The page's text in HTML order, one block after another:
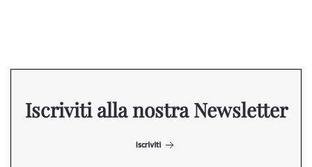
Iscriviti alla nostra Newsletter
Iscriviti